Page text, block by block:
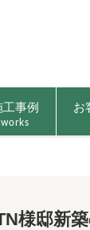
工事例
works
お
様邸新